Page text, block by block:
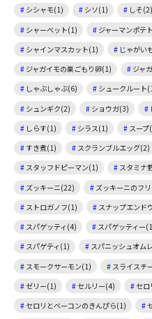
シシャモ(1) シソ(1) しそ(2)
シャーベット(1)
ジャーマンポテ
シャインマスカット(1)
じゃがい
ジャガイモの巣ごもり卵(1)
ジャ
しゃぶしゃぶ(6)
シュークルート
シュンギク(2)
ショウガ(3)
しらす(1)
シラス(1) スー
すき煮(1)
スクランブルエッグ(2)
スタッフドピーマン(1)
スタミナ
ズッキーニ(22)
ズッキーニのフ
ストロガノフ(1)
スナップエンド
スパゲッティ(4)
スパゲッティー
スパゲティ(1)
スパニッシュオム
スモークサーモン(1)
スライスチ
ゼリー(1)
セルリー(4)
セ
セロリとベーコンのきんぴら(1)